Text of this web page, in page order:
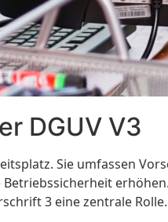
DGUV V3
Sie umfassen
3 eine zentrale Rolle.